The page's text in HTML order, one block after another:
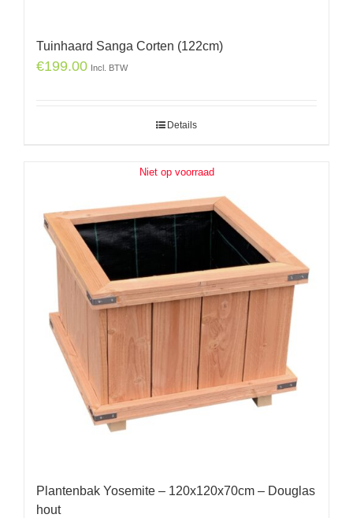
Tuinhaard Sanga Corten (122cm)
€199.00 Incl. BTW
Details
Niet op voorraad
Plantenbak Yosemite – 120x120x70cm – Douglas
hout